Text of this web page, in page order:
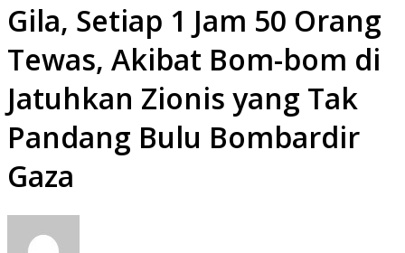
Gila, Setiap 1 Jam 50 Orang
Tewas, Akibat Bom-bom di
Jatuhkan Zionis yang Tak
Pandang Bulu Bombardir
Gaza